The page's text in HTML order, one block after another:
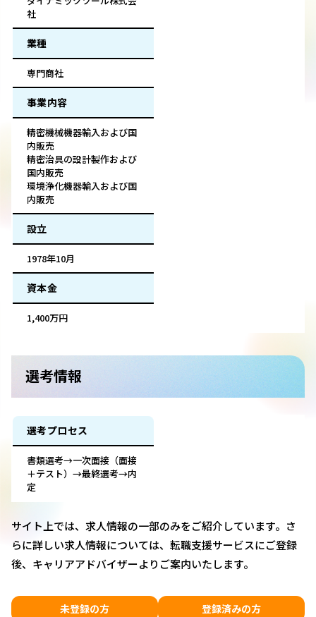
社
業種
専門商社
事業内容
精密機械機器輸入および国
内販売
精密治具の設計製作および
国内販売
環境浄化機器輸入および国
内販売
設立
1978年10月
資本金
1,400万円
選考情報
選考プロセス
書類選考→一次面接（面接
＋テスト）→最終選考→内
定
サイト上では、求人情報の一部のみをご紹介しています。さ
らに詳しい求人情報については、転職支援サービスにご登録
後、キャリアアドバイザーよりご案内いたします。
未登録の方 登録済みの方